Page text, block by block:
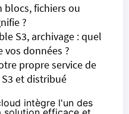
blocs, fichiers ou
?
S3, archivage : quel
vos données ?
propre service de
et distribué
intègre l'un des